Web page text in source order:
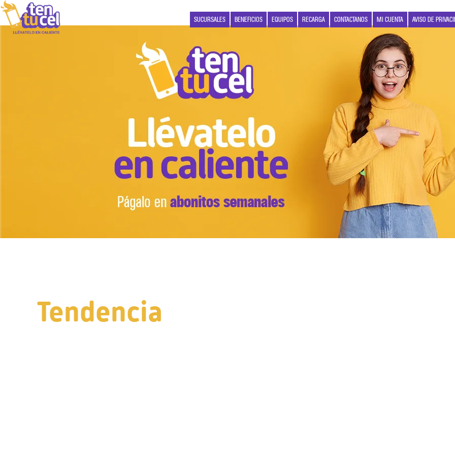
SUCURSALES BENEFICIOS EQUIPOS RECARGA CONTACTANOS MI CUENTA AVISO DE
Tendencia